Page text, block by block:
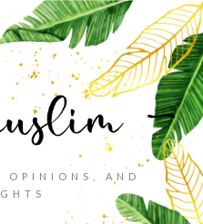
OPINIONS, AND